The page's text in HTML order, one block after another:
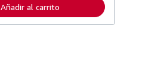
a
f
o
r
Añadir al carrito